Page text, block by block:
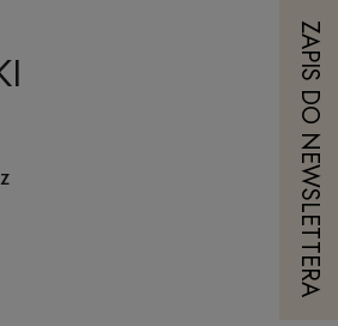
ZAPIS DO NEWSLETTERA